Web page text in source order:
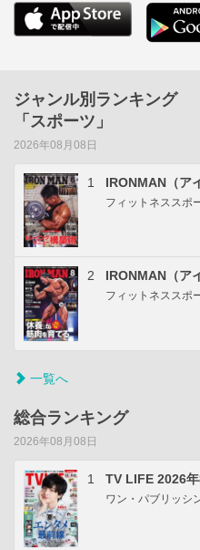
ジャンル別ランキング
「スポーツ」
2026年08月08日
1 IRONMAN（ア
フィットネススポ
2 IRONMAN（ア
フィットネススポ
一覧へ
総合ランキング
2026年08月08日
1 TV LIFE 2026
ワン・パブリッシ